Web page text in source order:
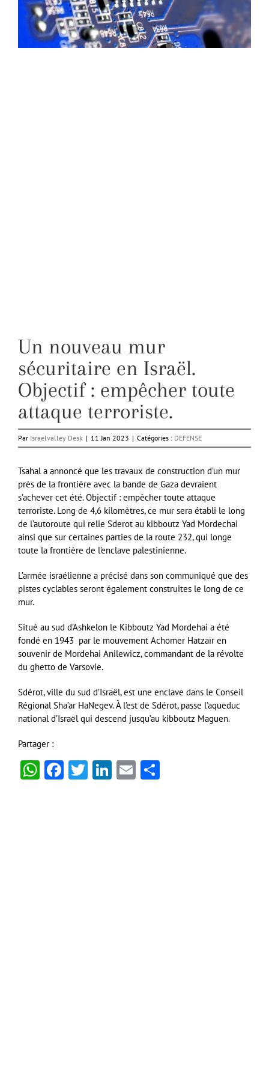
Un nouveau mur
sécuritaire en Israël.
Objectif : empêcher toute
attaque terroriste.
Par Israelvalley Desk | 11 Jan 2023 | Catégories : DEFENSE
Tsahal a annoncé que les travaux de construction d’un mur
près de la frontière avec la bande de Gaza devraient
s’achever cet été. Objectif : empêcher toute attaque
terroriste. Long de 4,6 kilomètres, ce mur sera établi le long
de l’autoroute qui relie Sderot au kibboutz Yad Mordechai
ainsi que sur certaines parties de la route 232, qui longe
toute la frontière de l’enclave palestinienne.
L’armée israélienne a précisé dans son communiqué que des
pistes cyclables seront également construites le long de ce
mur.
Situé au sud d’Ashkelon le Kibboutz Yad Mordehai a été
fondé en 1943 par le mouvement Achomer Hatzaïr en
souvenir de Mordehai Anilewicz, commandant de la révolte
du ghetto de Varsovie.
Sdérot, ville du sud d’Israël, est une enclave dans le Conseil
Régional Sha’ar HaNegev. À l’est de Sdérot, passe l’aqueduc
national d’Israël qui descend jusqu’au kibboutz Maguen.
Partager :
WhatsApp
Facebook
Twitter
LinkedIn
Email